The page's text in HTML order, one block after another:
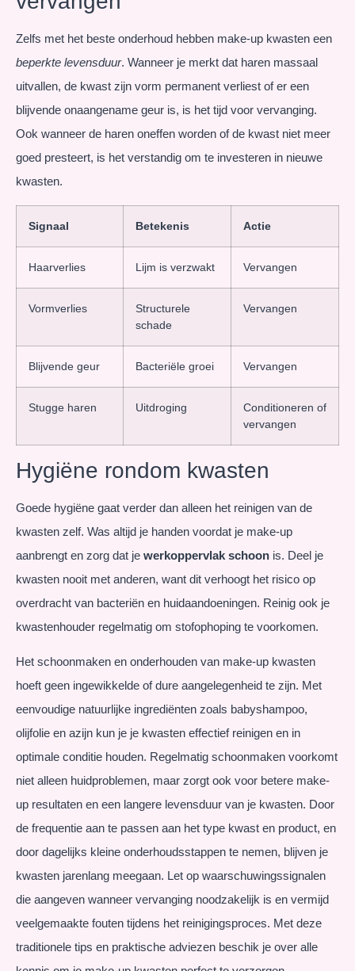
Zelfs met het beste onderhoud hebben make-up kwasten een
beperkte levensduur. Wanneer je merkt dat haren massaal
uitvallen, de kwast zijn vorm permanent verliest of er een
blijvende onaangename geur is, is het tijd voor vervanging.
Ook wanneer de haren oneffen worden of de kwast niet meer
goed presteert, is het verstandig om te investeren in nieuwe
kwasten.
Signaal Betekenis Actie
Haarverlies Lijm is verzwakt Vervangen
Vormverlies
Structurele
schade
Vervangen
Blijvende geur Bacteriële groei Vervangen
Stugge haren Uitdroging
Conditioneren of
vervangen
Hygiëne rondom kwasten
Goede hygiëne gaat verder dan alleen het reinigen van de
kwasten zelf. Was altijd je handen voordat je make-up
aanbrengt en zorg dat je werkoppervlak schoon is. Deel je
kwasten nooit met anderen, want dit verhoogt het risico op
overdracht van bacteriën en huidaandoeningen. Reinig ook je
kwastenhouder regelmatig om stofophoping te voorkomen.
Het schoonmaken en onderhouden van make-up kwasten
hoeft geen ingewikkelde of dure aangelegenheid te zijn. Met
eenvoudige natuurlijke ingrediënten zoals babyshampoo,
olijfolie en azijn kun je je kwasten effectief reinigen en in
optimale conditie houden. Regelmatig schoonmaken voorkomt
niet alleen huidproblemen, maar zorgt ook voor betere make-
up resultaten en een langere levensduur van je kwasten. Door
de frequentie aan te passen aan het type kwast en product, en
door dagelijks kleine onderhoudsstappen te nemen, blijven je
kwasten jarenlang meegaan. Let op waarschuwingssignalen
die aangeven wanneer vervanging noodzakelijk is en vermijd
veelgemaakte fouten tijdens het reinigingsproces. Met deze
traditionele tips en praktische adviezen beschik je over alle